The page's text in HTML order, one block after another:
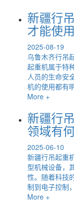
新疆行
才能使用
2025-08-19
乌鲁木齐行吊
起重机属于特
人员的生命安
机的使用都有
More +
新疆行
领域有
2025-06-10
新疆行吊起重
型机械设备，
性。随着科技
制到电子控制
More +